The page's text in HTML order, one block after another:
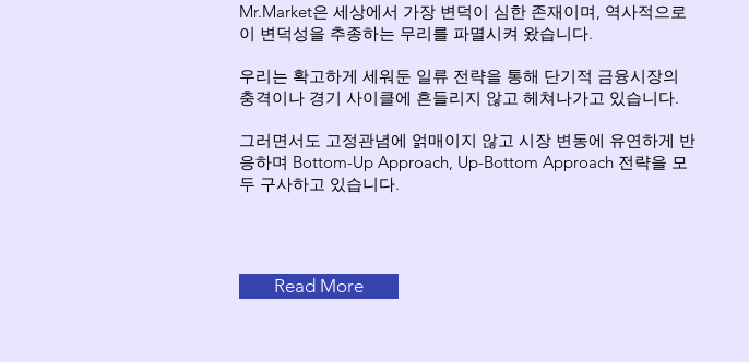
Mr.Market은 세상에서 가장 변덕이 심한 존재이며, 역사적으로
이 변덕성을 추종하는 무리를 파멸시켜 왔습니다.
우리는 확고하게 세워둔 일류 전략을 통해 단기적 금융시장의
충격이나 경기 사이클에 흔들리지 않고 헤쳐나가고 있습니다.
그러면서도 고정관념에 얽매이지 않고 시장 변동에 유연하게 반
응하며 Bottom-Up Approach, Up-Bottom Approach 전략을 모
두 구사하고 있습니다.
Read More